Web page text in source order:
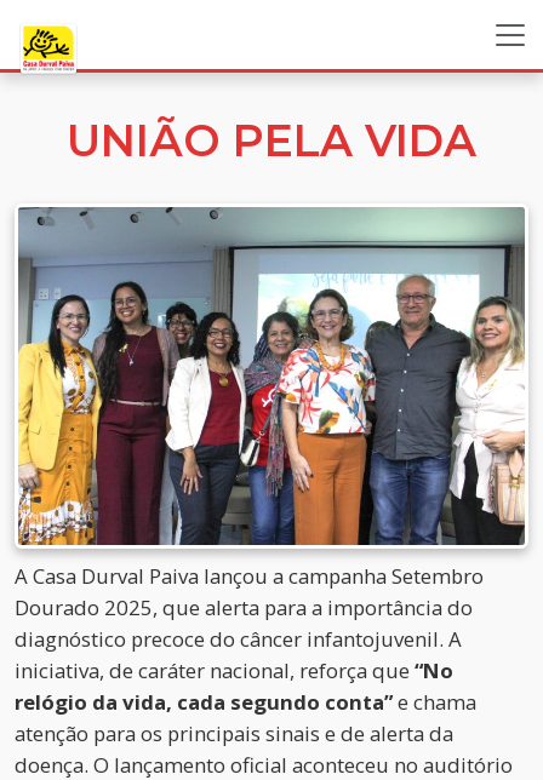
UNIÃO PELA VIDA
A Casa Durval Paiva lançou a campanha Setembro
Dourado 2025, que alerta para a importância do
diagnóstico precoce do câncer infantojuvenil. A
iniciativa, de caráter nacional, reforça que “No
relógio da vida, cada segundo conta”e chama
atenção para os principais sinais e de alerta da
doença. O lançamento oficial aconteceu no auditório